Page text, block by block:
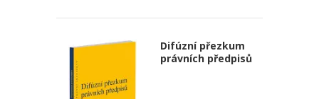
Difúzní přezkum
právních předpisů